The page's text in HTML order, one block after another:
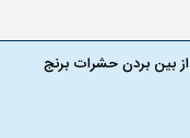
از بین بردن حشرات برنج